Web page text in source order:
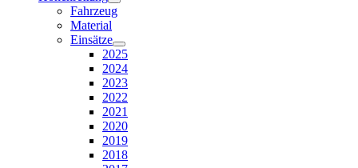
Fahrzeug
Material
Einsätze
2025
2024
2023
2022
2021
2020
2019
2018